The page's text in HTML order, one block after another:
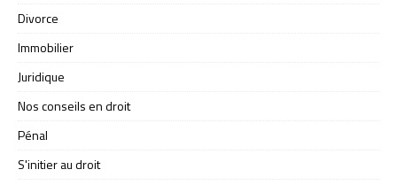
Divorce
Immobilier
Juridique
Nos conseils en droit
Pénal
S'initier au droit